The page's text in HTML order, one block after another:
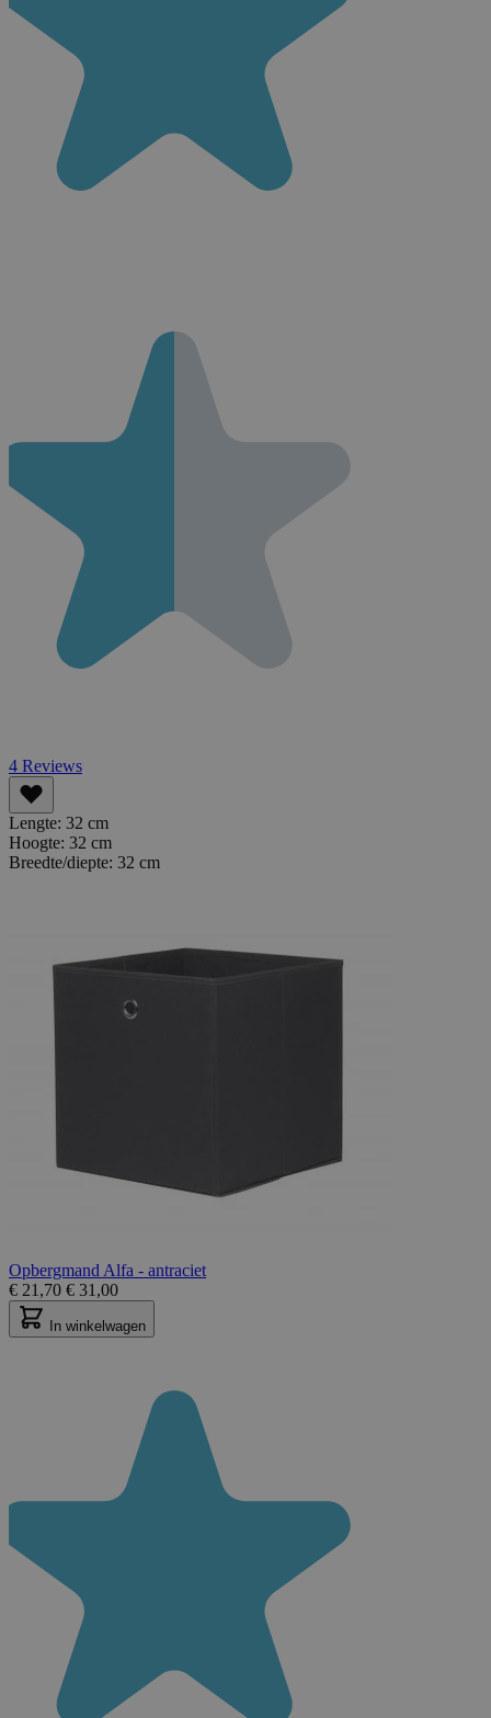
4 Reviews
Lengte: 32 cm
Hoogte: 32 cm
Breedte/diepte: 32 cm
Opbergmand Alfa - antraciet
€ 21,70 € 31,00
In winkelwagen